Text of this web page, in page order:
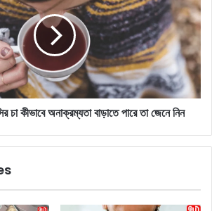
কীভাবে অনাক্রম্যতা বাড়াতে পারে তা জেনে নিন